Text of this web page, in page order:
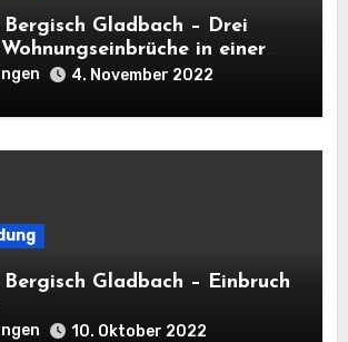
Bergisch Gladbach – Drei
in einer
4. November 2022
Bergisch Gladbach – Einbruch
10. Oktober 2022